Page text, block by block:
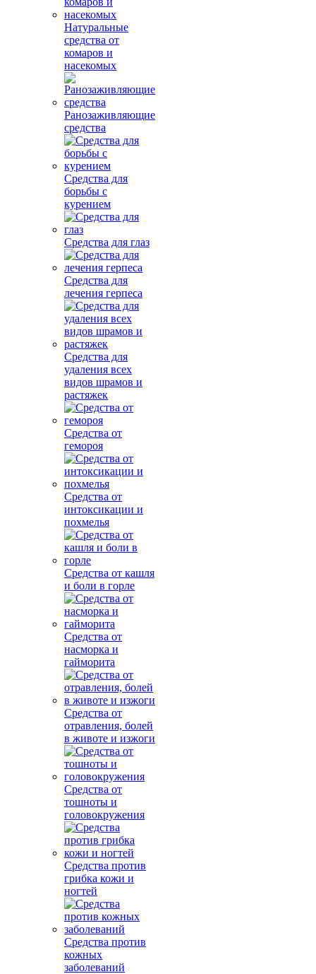
Натуральные
средства от
комаров и
насекомых
Ранозаживляющие
средства
Средства для
борьбы с
курением
Средства для глаз
Средства для
лечения герпеса
Средства для
удаления всех
видов шрамов и
растяжек
Средства от
гемороя
Средства от
интоксикации и
похмелья
Средства от кашля
и боли в горле
Средства от
насморка и
гайморита
Средства от
отравления, болей
в животе и изжоги
Средства от
тошноты и
головокружения
Средства против
грибка кожи и
ногтей
Средства против
кожных
заболеваний